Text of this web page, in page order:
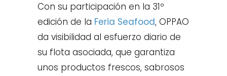
Con su participación en la 31º
edición de la Feria Seafood, OPPAO
da visibilidad al esfuerzo diario de
su flota asociada, que garantiza
unos productos frescos, sabrosos